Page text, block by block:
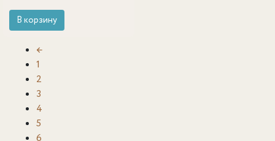
В корзину
←
1
2
3
4
5